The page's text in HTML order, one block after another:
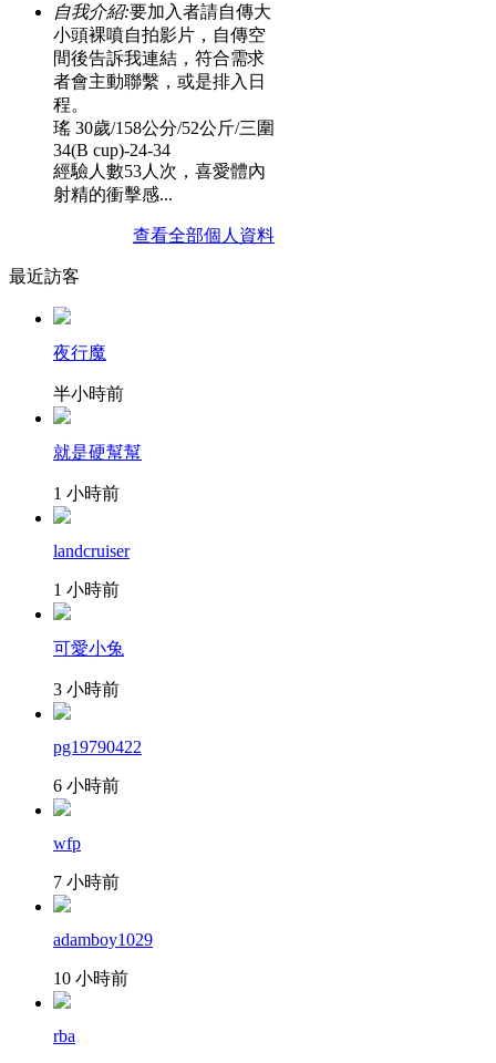
自我介紹:要加入者請自傳大
小頭裸噴自拍影片，自傳空
間後告訴我連結，符合需求
者會主動聯繫，或是排入日
程。
瑤 30歲/158公分/52公斤/三圍
34(B cup)-24-34
經驗人數53人次，喜愛體內
射精的衝擊感...
查看全部個人資料
最近訪客
夜行魔
半小時前
就是硬幫幫
1 小時前
landcruiser
1 小時前
可愛小兔
3 小時前
pg19790422
6 小時前
wfp
7 小時前
adamboy1029
10 小時前
rba